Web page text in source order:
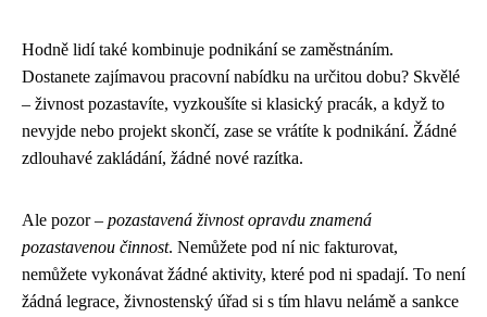
Hodně lidí také kombinuje podnikání se zaměstnáním.
Dostanete zajímavou pracovní nabídku na určitou dobu? Skvělé
– živnost pozastavíte, vyzkoušíte si klasický pracák, a když to
nevyjde nebo projekt skončí, zase se vrátíte k podnikání. Žádné
zdlouhavé zakládání, žádné nové razítka.
Ale pozor – pozastavená živnost opravdu znamená
pozastavenou činnost. Nemůžete pod ní nic fakturovat,
nemůžete vykonávat žádné aktivity, které pod ni spadají. To není
žádná legrace, živnostenský úřad si s tím hlavu nelámě a sankce